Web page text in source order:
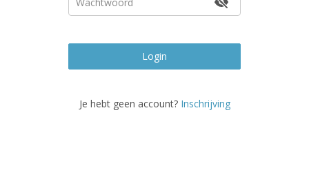
Login
Je hebt geen account? Inschrijving